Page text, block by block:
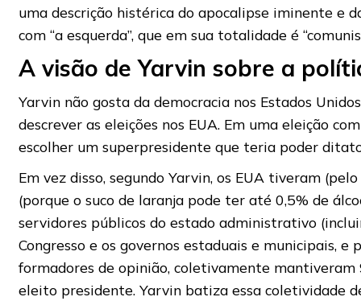
uma descrição histérica do apocalipse iminente e
com “a esquerda”, que em sua totalidade é
A visão de Yarvin sobre a
Yarvin não gosta da democracia nos Estados
descrever as eleições nos EUA. Em uma eleição
escolher um superpresidente que teria poder
Em vez disso, segundo Yarvin, os EUA tiveram
(porque o suco de laranja pode ter até 0,5% de
servidores públicos do estado administrativo
Congresso e os governos estaduais e municipais,
formadores de opinião, coletivamente
eleito presidente. Yarvin batiza essa coletividade